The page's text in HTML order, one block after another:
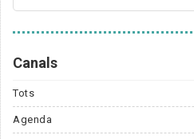
Canals
Tots
Agenda